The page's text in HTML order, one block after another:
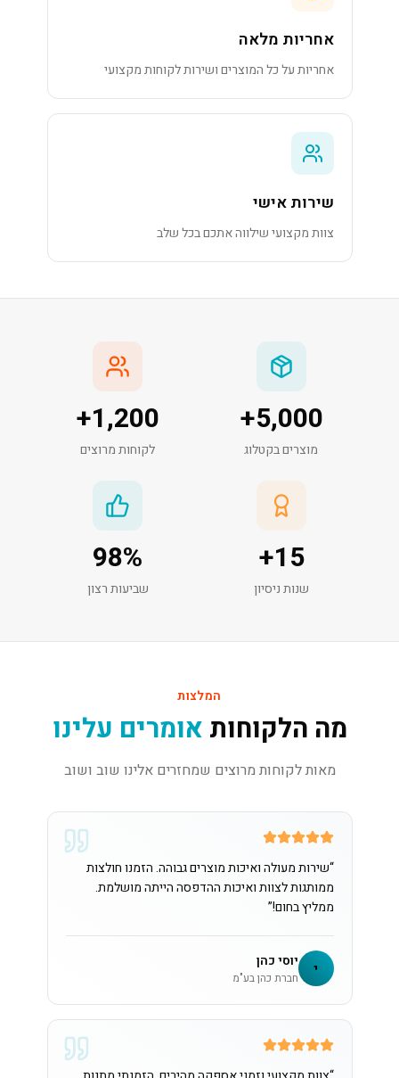
אחריות מלאה
אחריות על כל המוצרים ושירות לקוחות מקצועי
שירות אישי
צוות מקצועי שילווה אתכם בכל שלב
5,000
+
מוצרים בקטלוג
1,200
+
לקוחות מרוצים
15
+
שנות ניסיון
98%
שביעות רצון
המלצות
מה הלקוחות אומרים עלינו
מאות לקוחות מרוצים שמחזרים אלינו שוב ושוב
“שירות מעולה ואיכות מוצרים גבוהה. הזמנו חולצות
ממותגות לצוות ואיכות ההדפסה הייתה מושלמת.
ממליץ בחום!”
י יוסי כהן
חברת כהן בע"מ